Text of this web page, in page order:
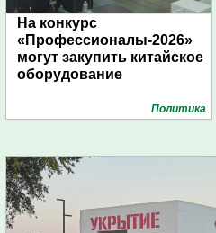
На конкурс
«Профессионалы-2026»
могут закупить китайское
оборудование
Политика